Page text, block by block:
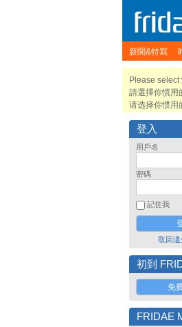
新聞&特寫
Please
請選擇你慣用
请选择你惯用
登入
用戶名
密碼
記住我
取回
初到
免
FRIDAE